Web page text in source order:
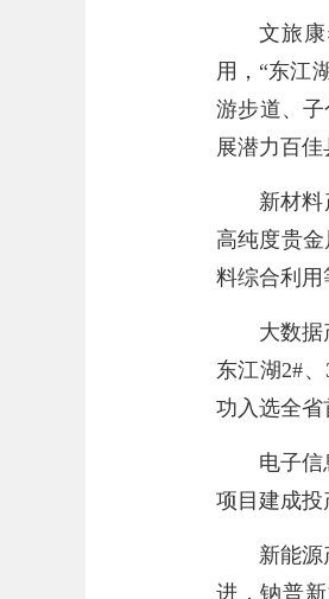
文旅
用，“东江
游步道、
展潜力百佳
新材
高纯度贵
料综合利用
大数据
东江湖2#
功入选全省
电子
项目建成投
新能
进，钠普